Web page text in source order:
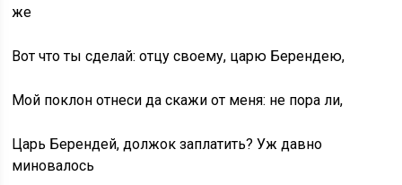
же
Вот что ты сделай: отцу своему, царю Берендею,
Мой поклон отнеси да скажи от меня: не пора ли,
Царь Берендей, должок заплатить? Уж давно
миновалось